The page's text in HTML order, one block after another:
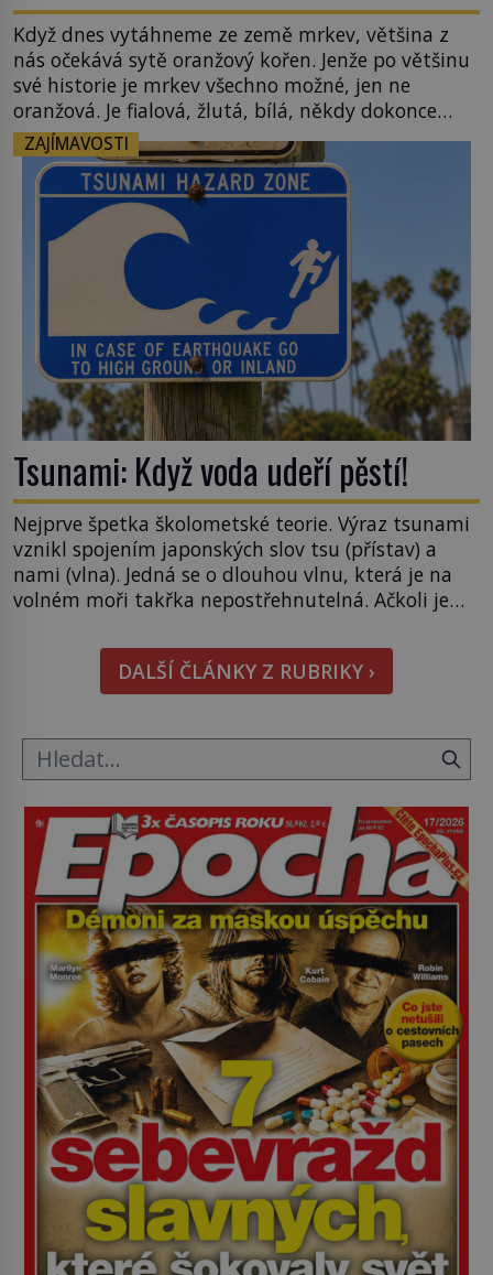
Když dnes vytáhneme ze země mrkev, většina z
nás očekává sytě oranžový kořen. Jenže po většinu
své historie je mrkev všechno možné, jen ne
oranžová. Je fialová, žlutá, bílá, někdy dokonce
téměř černá. Až díky stovkám let pečlivého
šlechtění se z ní stává zelenina, bez které si českou
zahradu ani nedokážeme představit. Její příběh je
ZAJÍMAVOSTI
Tsunami: Když voda udeří pěstí!
Nejprve špetka školometské teorie. Výraz tsunami
vznikl spojením japonských slov tsu (přístav) a
nami (vlna). Jedná se o dlouhou vlnu, která je na
volném moři takřka nepostřehnutelná. Ačkoli je
na volném moři je maximálně 1,5 metru. Máme se
podobné obří vlny obávat i v Evropě? Vznik
tsunami si […]
DALŠÍ ČLÁNKY Z RUBRIKY ›